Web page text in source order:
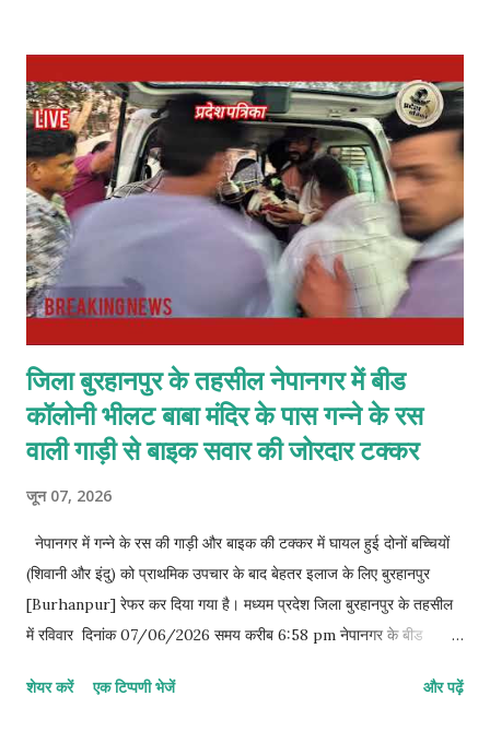
गुणवत्ता क्या है, वे वर्तमान में कहां उपयोग हो रहे हैं, और उनके रखरखाव की क्या
व्यवस्था है। पार्षद सपना कैलाश पटेल ने प्रशासन को एक आधिकारिक पत्र
सौंपकर यह जानकारी सार्वजनिक करने की मांग की है। उन्होंने कहा कि नगर के
नागरिकों को यह जानने का हक है कि स्वच्छता अभियान के लिए दिए गए सरकारी
बजट का सही उपयोग हुआ ह...
जिला बुरहानपुर के तहसील नेपानगर में बीड
कॉलोनी भीलट बाबा मंदिर के पास गन्ने के रस
वाली गाड़ी से बाइक सवार की जोरदार टक्कर
जून 07, 2026
नेपानगर में गन्ने के रस की गाड़ी और बाइक की टक्कर में घायल हुई दोनों बच्चियों
(शिवानी और इंदु) को प्राथमिक उपचार के बाद बेहतर इलाज के लिए बुरहानपुर
[Burhanpur] रेफर कर दिया गया है। मध्यम प्रदेश जिला बुरहानपुर के तहसील
में रविवार दिनांक 07/06/2026 समय करीब 6:58 pm नेपानगर के बीड
टक्कर होने के कारण घाघरा निवासी दिनेश कि दो बच्चिया है जिसमे बडी बेटी का नाम
शेयर करें एक टिप्पणी भेजें और पढ़ें